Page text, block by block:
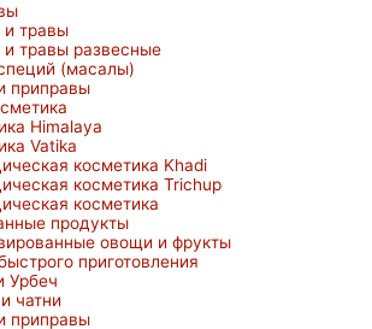
травы
травы развесные
(масалы)
приправы
Himalaya
Vatika
коcметика Khadi
коcметика Trichup
косметика
продукты
овощи и фрукты
приготовления
Урбеч
чатни
приправы